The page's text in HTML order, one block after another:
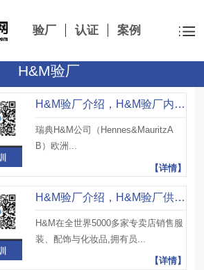
验厂 认证 案例
H&M验厂
H&M验厂介绍，H&M验厂内容、H&M验厂审核流程及注意事项
瑞典H&M公司（Hennes&MauritzA
B）欧洲...
【详情】
H&M验厂介绍，H&M验厂供应商要求及H&M验厂审核机构
H&M在全世界5000多家专卖店销售服
装、配饰与化妆品,拥有员...
【详情】